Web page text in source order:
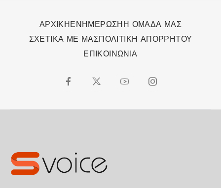
ΑΡΧΙΚΗΕΝΗΜΕΡΩΣΗΗ ΟΜΑΔΑ ΜΑΣ
ΣΧΕΤΙΚΑ ΜΕ ΜΑΣΠΟΛΙΤΙΚΗ ΑΠΟΡΡΗΤΟΥ
ΕΠΙΚΟΙΝΩΝΙΑ